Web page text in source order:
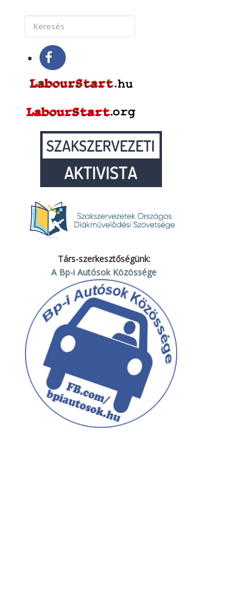
Társ-szerkesztőségünk:
A Bp-i Autósok Közössége